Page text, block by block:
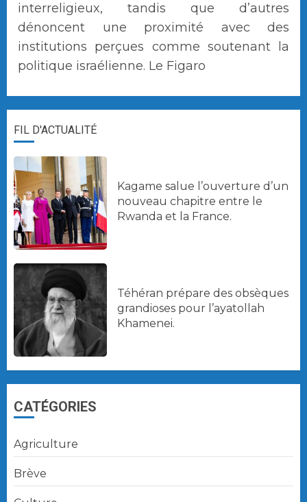
interreligieux, tandis que d’autres
dénoncent une proximité avec des
institutions perçues comme soutenant la
politique israélienne. Le Figaro
FIL D'ACTUALITÉ
Kagame salue l’ouverture d’un
nouveau chapitre entre le
Rwanda et la France.
Téhéran prépare des obsèques
grandioses pour l’ayatollah
Khamenei.
CATÉGORIES
Agriculture
Brève